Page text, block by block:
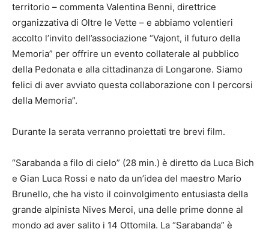
territorio – commenta Valentina Benni, direttrice
organizzativa di Oltre le Vette – e abbiamo volentieri
accolto l’invito dell’associazione “Vajont, il futuro della
Memoria” per offrire un evento collaterale al pubblico
della Pedonata e alla cittadinanza di Longarone. Siamo
felici di aver avviato questa collaborazione con I percorsi
della Memoria”.
Durante la serata verranno proiettati tre brevi film.
“Sarabanda a filo di cielo” (28 min.) è diretto da Luca Bich
e Gian Luca Rossi e nato da un’idea del maestro Mario
Brunello, che ha visto il coinvolgimento entusiasta della
grande alpinista Nives Meroi, una delle prime donne al
mondo ad aver salito i 14 Ottomila. La “Sarabanda” è